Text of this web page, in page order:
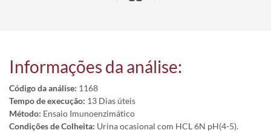
Informações da análise:
Código da análise: 1168
Tempo de execução: 13 Dias úteis
Método: Ensaio Imunoenzimático
Condições de Colheita: Urina ocasional com HCL 6N pH(4-5).